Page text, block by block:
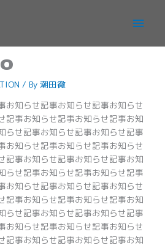
メ
イ
メ
ニ
ュ
ー
/ By潮田徹
お知らせ記事お知らせ記事お知らせ
記事お知らせ記事お知らせ記事お知
らせ記事お知らせ記事お知らせ記事
お知らせ記事お知らせ記事お知らせ
記事お知らせ記事お知らせ記事お知
らせ記事お知らせ記事お知らせ記事
お知らせ記事お知らせ記事お知らせ
記事お知らせ記事お知らせ記事お知
らせ記事お知らせ記事お知らせ記事
お知らせ記事お知らせ記事お知らせ
記事お知らせ記事お知らせ記事お知